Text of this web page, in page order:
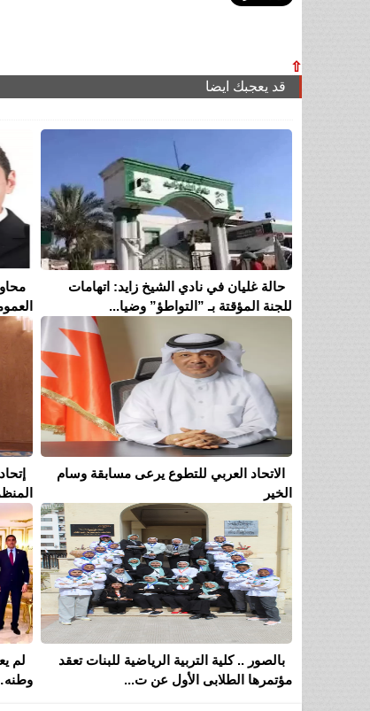
⇧
قد يعجبك ايضا
حالة غليان في نادي الشيخ زايد: اتهامات
للجنة المؤقتة بـ ”التواطؤ” وضيا...
الاتحاد العربي للتطوع يرعى مسابقة وسام
الخير
بالصور .. كلية التربية الرياضية للبنات تعقد
مؤتمرها الطلابى الأول عن ت...
لم